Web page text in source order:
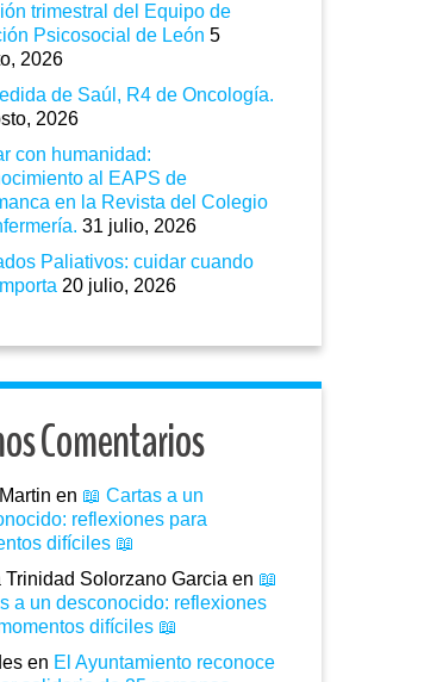
trimestral del Equipo de
Psicosocial de León 5
2026
de Saúl, R4 de Oncología.
2026
con humanidad:
al EAPS de
en la Revista del Colegio
31 julio, 2026
Paliativos: cuidar cuando
20 julio, 2026
Comentarios
en 📖 Cartas a un
reflexiones para
difíciles 📖
Trinidad Solorzano Garcia en 📖
a un desconocido: reflexiones
difíciles 📖
en El Ayuntamiento reconoce